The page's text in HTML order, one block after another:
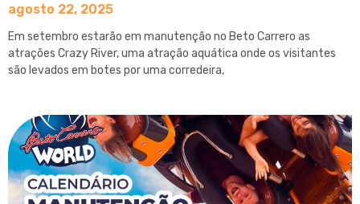
agosto 22, 2025
Em setembro estarão em manutenção no Beto Carrero as
atrações Crazy River, uma atração aquática onde os visitantes
são levados em botes por uma corredeira,